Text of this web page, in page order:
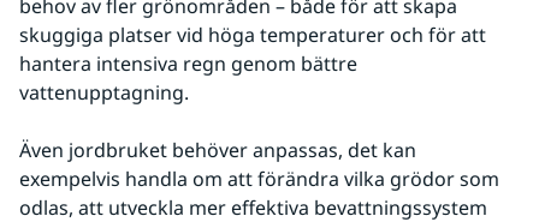
behov av fler grönområden – både för att skapa
skuggiga platser vid höga temperaturer och för att
hantera intensiva regn genom bättre
vattenupptagning.
Även jordbruket behöver anpassas, det kan
exempelvis handla om att förändra vilka grödor som
odlas, att utveckla mer effektiva bevattningssystem